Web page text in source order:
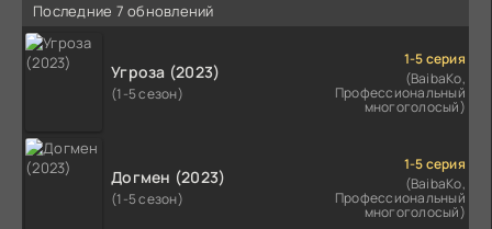
Последние 7 обновлений
Угроза (2023)
(1-5 сезон)
1-5 серия
(BaibaKo,
Профессиональный
многоголосый)
Догмен (2023)
(1-5 сезон)
1-5 серия
(BaibaKo,
Профессиональный
многоголосый)